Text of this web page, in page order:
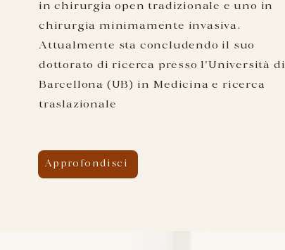
in chirurgia open tradizionale e uno in
chirurgia minimamente invasiva.
Attualmente sta concludendo il suo
dottorato di ricerca presso l'Università di
Barcellona (UB) in Medicina e ricerca
traslazionale
Approfondisci